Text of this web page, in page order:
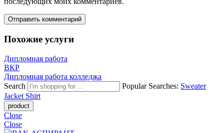
Похожие услуги
Дипломная работа
ВКР
Дипломная работа колледжа
Search
Popular Searches: Sweater
Jacket Shirt
Close
Close